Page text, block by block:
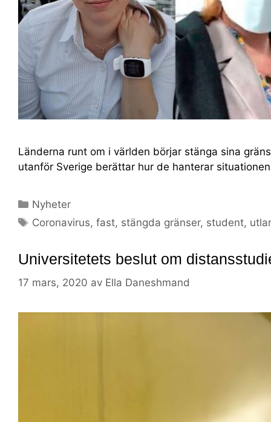
Länderna runt om i världen börjar stänga sina
utanför Sverige berättar hur de hanterar
Nyheter
Coronavirus,fast, stängda gränser, student,
Universitetets beslut om
17 mars, 2020 av Ella Daneshmand